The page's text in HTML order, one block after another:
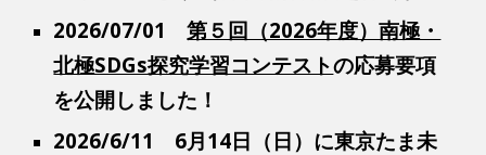
2026/07/01第５回（2026年度）南極・
北極SDGs探究学習コンテストの応募要項
を公開しました！
2026/6/11 6月14日（日）に東京たま未